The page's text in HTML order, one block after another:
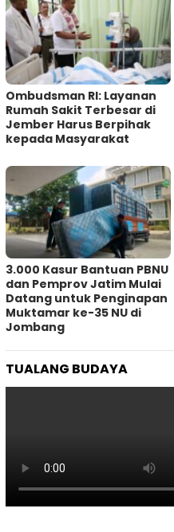
Ombudsman RI: Layanan
Rumah Sakit Terbesar di
Jember Harus Berpihak
kepada Masyarakat
3.000 Kasur Bantuan PBNU
dan Pemprov Jatim Mulai
Datang untuk Penginapan
Muktamar ke-35 NU di
Jombang
TUALANG BUDAYA